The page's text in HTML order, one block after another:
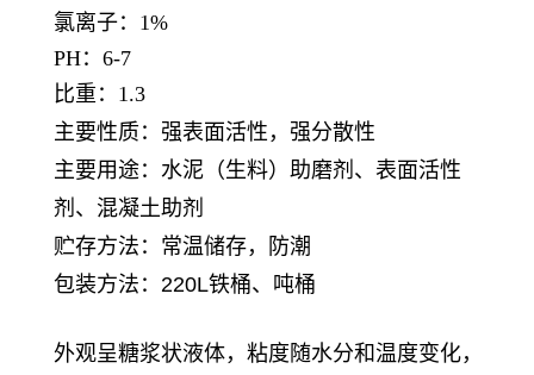
氯离子：1%
PH：6-7
比重：1.3
主要性质：强表面活性，强分散性
主要用途： 水泥（生料）助磨剂、表面活性
剂、混凝土助剂
贮存方法 ： 常温储存，防潮
包装方法 ： 220L铁桶、吨桶
外观呈糖浆状液体，粘度随水分和温度变化，